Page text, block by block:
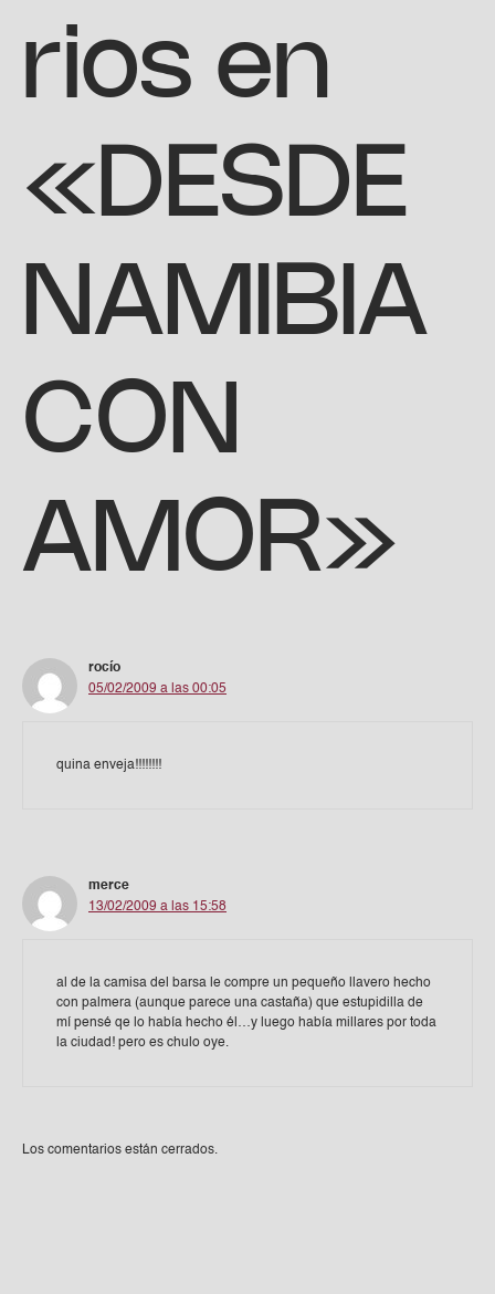
rios en
«DESDE
NAMIBIA
CON
AMOR»
rocío
05/02/2009 a las 00:05
quina enveja!!!!!!!!
merce
13/02/2009 a las 15:58
al de la camisa del barsa le compre un pequeño llavero hecho
con palmera (aunque parece una castaña) que estupidilla de
mí pensé qe lo había hecho él…y luego había millares por toda
la ciudad! pero es chulo oye.
Los comentarios están cerrados.